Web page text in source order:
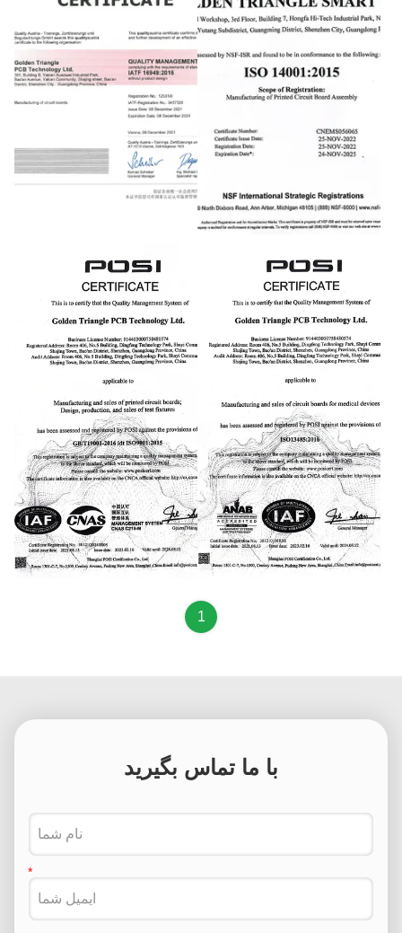
1
با ما تماس بگیرید